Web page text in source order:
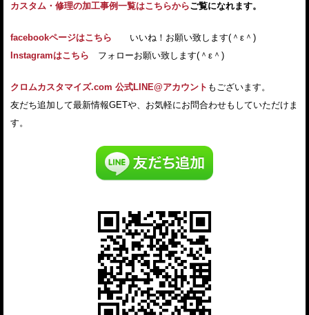
カスタム・修理の加工事例一覧はこちらからご覧になれます。
facebookページはこちら いいね！お願い致します(＾ε＾)
Instagramはこちら フォローお願い致します(＾ε＾)
クロムカスタマイズ.com 公式LINE@アカウント もございます。
友だち追加して最新情報GETや、お気軽にお問合わせもしていただけま
す。